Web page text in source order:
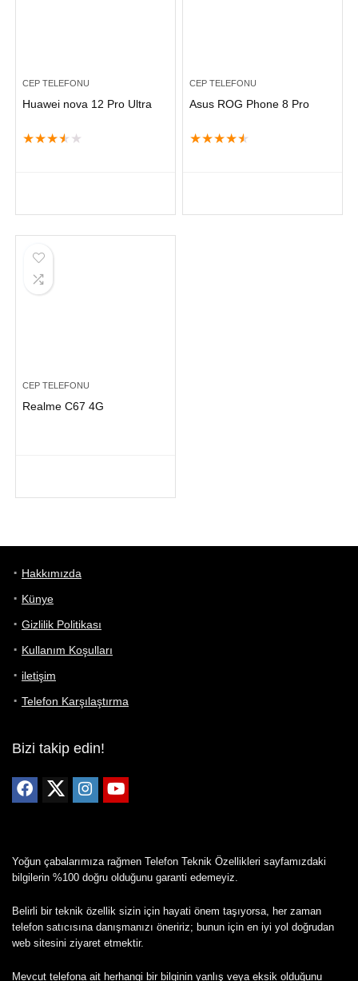
CEP TELEFONU
Huawei nova 12 Pro Ultra
★★★★ ★
CEP TELEFONU
Asus ROG Phone 8 Pro
★★★★★
CEP TELEFONU
Realme C67 4G
Hakkımızda
Künye
Gizlilik Politikası
Kullanım Koşulları
iletişim
Telefon Karşılaştırma
Bizi takip edin!
Yoğun çabalarımıza rağmen Telefon Teknik Özellikleri sayfamızdaki
bilgilerin %100 doğru olduğunu garanti edemeyiz.
Belirli bir teknik özellik sizin için hayati önem taşıyorsa, her zaman
telefon satıcısına danışmanızı öneririz; bunun için en iyi yol doğrudan
web sitesini ziyaret etmektir.
Mevcut telefona ait herhangi bir bilginin yanlış veya eksik olduğunu